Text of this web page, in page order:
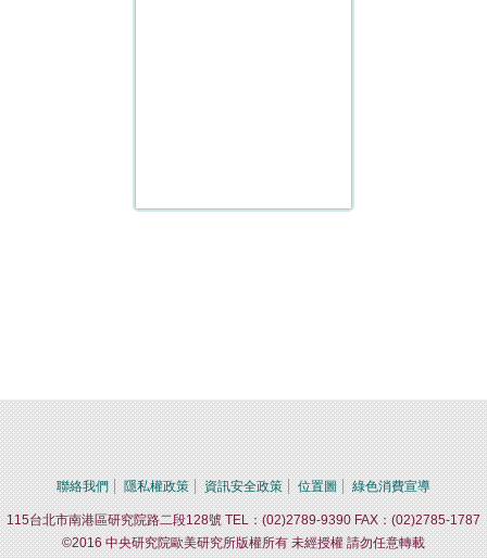
聯絡我們 隱私權政策 資訊安全政策 位置圖 綠色消費宣導
115台北市南港區研究院路二段128號 TEL：(02)2789-9390 FAX：(02)2785-1787
©2016 中央研究院歐美研究所版權所有 未經授權 請勿任意轉載